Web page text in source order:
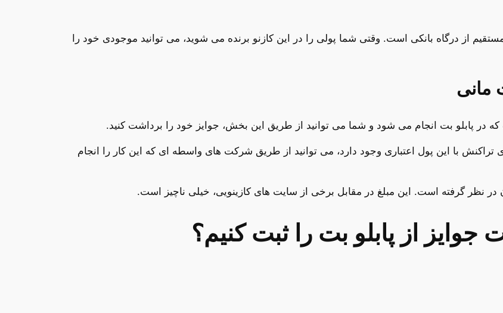
از درگاه بانکی است. وقتی شما پولی را در این کازنو برنده می شوید، می توانید موجودی خود را
پابلو بت انجام می شود و شما می توانید از طریق این بخش، جوایز خود را برداشت کنید.
تراکنش با این پول اعتباری وجود دارد، می توانید از طریق شرکت های واسطه ای که این کار را انجام
از پابلو بت را ثبت کنیم؟